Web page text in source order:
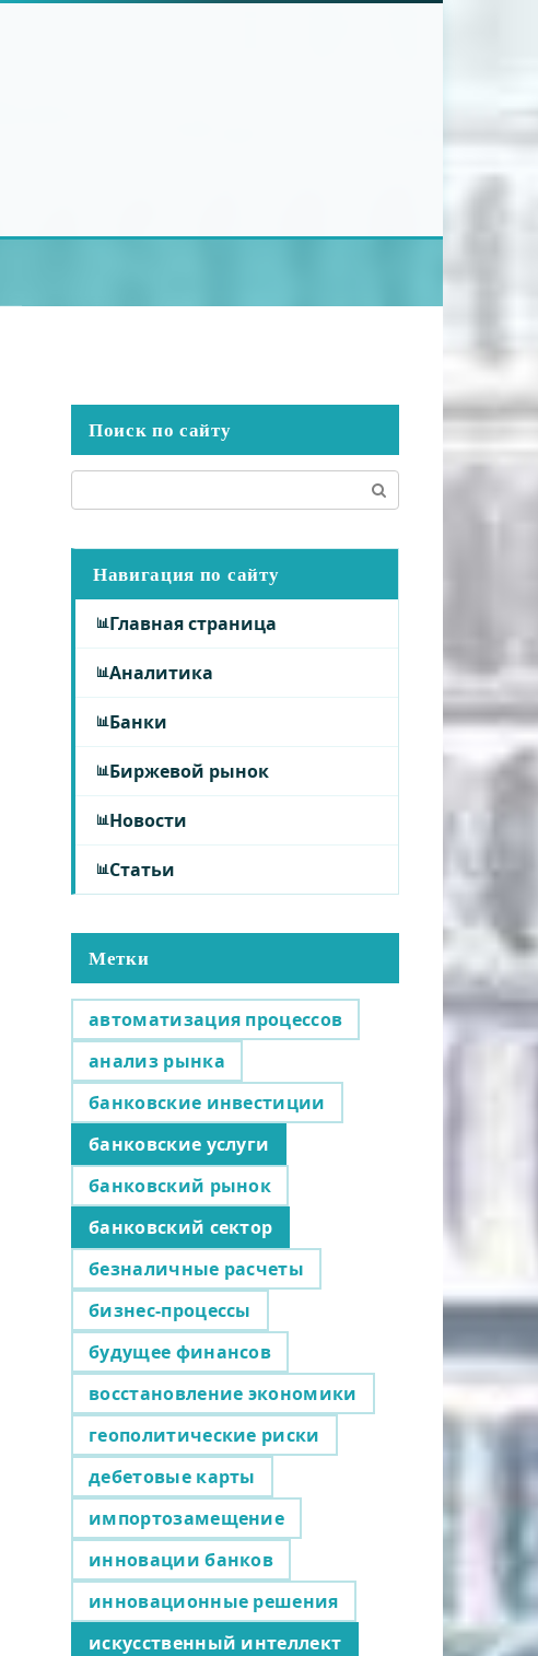
Поиск по сайту
Навигация по сайту
Главная страница
Аналитика
Банки
Биржевой рынок
Новости
Статьи
Метки
автоматизация процессов
анализ рынка
банковские инвестиции
банковские услуги
банковский рынок
банковский сектор
безналичные расчеты
бизнес-процессы
будущее финансов
восстановление экономики
геополитические риски
дебетовые карты
импортозамещение
инновации банков
инновационные решения
искусственный интеллект